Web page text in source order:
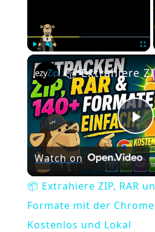
Watch on
📦 Extrahiere ZIP, RAR
Formate mit der
Kostenlos und Lokal